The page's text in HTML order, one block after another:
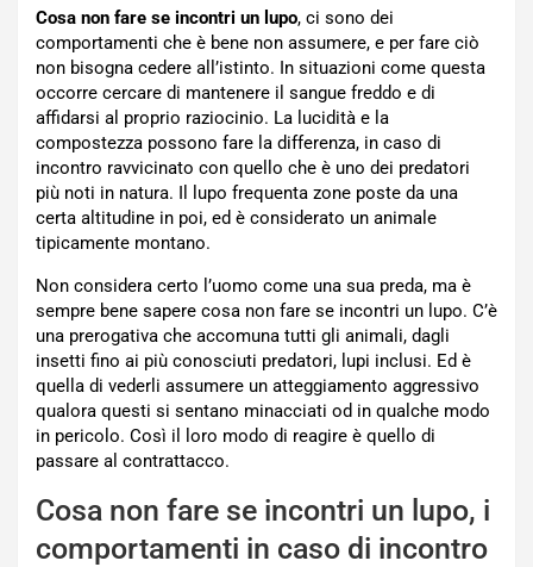
Cosa non fare se incontri un lupo, ci sono dei
comportamenti che è bene non assumere, e per fare ciò
non bisogna cedere all’istinto. In situazioni come questa
occorre cercare di mantenere il sangue freddo e di
affidarsi al proprio raziocinio. La lucidità e la
compostezza possono fare la differenza, in caso di
incontro ravvicinato con quello che è uno dei predatori
più noti in natura. Il lupo frequenta zone poste da una
certa altitudine in poi, ed è considerato un animale
tipicamente montano.
Non considera certo l’uomo come una sua preda, ma è
sempre bene sapere cosa non fare se incontri un lupo. C’è
una prerogativa che accomuna tutti gli animali, dagli
insetti fino ai più conosciuti predatori, lupi inclusi. Ed è
quella di vederli assumere un atteggiamento aggressivo
qualora questi si sentano minacciati od in qualche modo
in pericolo. Così il loro modo di reagire è quello di
passare al contrattacco.
Cosa non fare se incontri un lupo, i
comportamenti in caso di incontro